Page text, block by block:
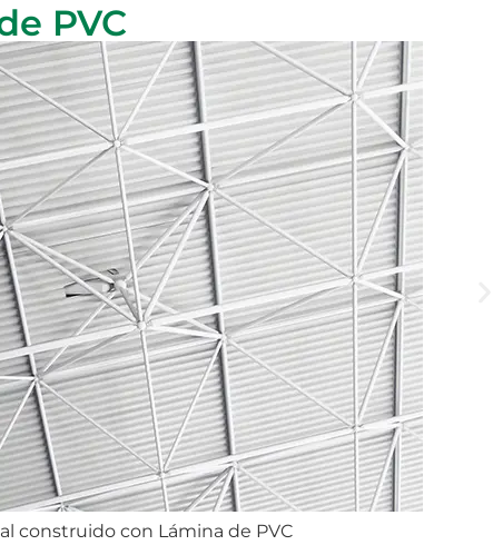
PVC
construido con Lámina de PVC